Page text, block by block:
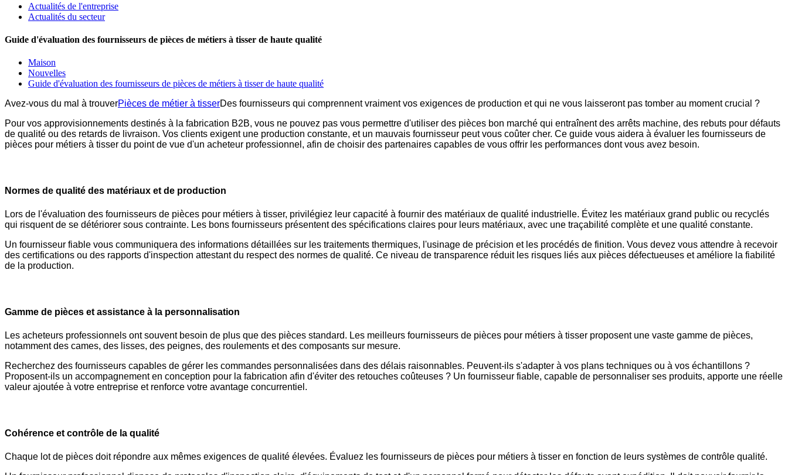
Actualités de l'entreprise
Actualités du secteur
Guide d'évaluation des fournisseurs de pièces de métiers à tisser de haute qualité
Maison
Nouvelles
Guide d'évaluation des fournisseurs de pièces de métiers à tisser de haute qualité
Avez-vous du mal à trouverPièces de métier à tisserDes fournisseurs qui comprennent vraiment vos exigences de production et qui ne vous laisseront pas tomber au moment crucial ?
Pour vos approvisionnements destinés à la fabrication B2B, vous ne pouvez pas vous permettre d'utiliser des pièces bon marché qui entraînent des arrêts machine, des rebuts pour défauts
de qualité ou des retards de livraison. Vos clients exigent une production constante, et un mauvais fournisseur peut vous coûter cher. Ce guide vous aidera à évaluer les fournisseurs de
pièces pour métiers à tisser du point de vue d'un acheteur professionnel, afin de choisir des partenaires capables de vous offrir les performances dont vous avez besoin.
Normes de qualité des matériaux et de production
Lors de l'évaluation des fournisseurs de pièces pour métiers à tisser, privilégiez leur capacité à fournir des matériaux de qualité industrielle. Évitez les matériaux grand public ou recyclés
qui risquent de se détériorer sous contrainte. Les bons fournisseurs présentent des spécifications claires pour leurs matériaux, avec une traçabilité complète et une qualité constante.
Un fournisseur fiable vous communiquera des informations détaillées sur les traitements thermiques, l'usinage de précision et les procédés de finition. Vous devez vous attendre à recevoir
des certifications ou des rapports d'inspection attestant du respect des normes de qualité. Ce niveau de transparence réduit les risques liés aux pièces défectueuses et améliore la fiabilité
de la production.
Gamme de pièces et assistance à la personnalisation
Les acheteurs professionnels ont souvent besoin de plus que des pièces standard. Les meilleurs fournisseurs de pièces pour métiers à tisser proposent une vaste gamme de pièces,
notamment des cames, des lisses, des peignes, des roulements et des composants sur mesure.
Recherchez des fournisseurs capables de gérer les commandes personnalisées dans des délais raisonnables. Peuvent-ils s'adapter à vos plans techniques ou à vos échantillons ?
Proposent-ils un accompagnement en conception pour la fabrication afin d'éviter des retouches coûteuses ? Un fournisseur fiable, capable de personnaliser ses produits, apporte une réelle
valeur ajoutée à votre entreprise et renforce votre avantage concurrentiel.
Cohérence et contrôle de la qualité
Chaque lot de pièces doit répondre aux mêmes exigences de qualité élevées. Évaluez les fournisseurs de pièces pour métiers à tisser en fonction de leurs systèmes de contrôle qualité.